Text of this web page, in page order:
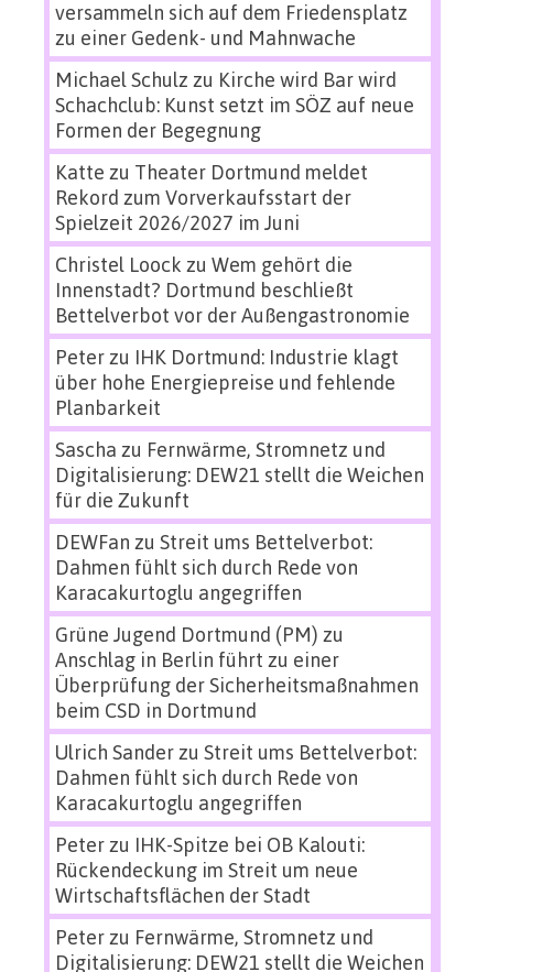
versammeln sich auf dem Friedensplatz
zu einer Gedenk- und Mahnwache
Michael Schulz zu Kirche wird Bar wird
Schachclub: Kunst setzt im SÖZ auf neue
Formen der Begegnung
Katte zu Theater Dortmund meldet
Rekord zum Vorverkaufsstart der
Spielzeit 2026/2027 im Juni
Christel Loock zu Wem gehört die
Innenstadt? Dortmund beschließt
Bettelverbot vor der Außengastronomie
Peterzu IHK Dortmund: Industrie klagt
über hohe Energiepreise und fehlende
Planbarkeit
Sascha zu Fernwärme, Stromnetz und
Digitalisierung: DEW21 stellt die Weichen
für die Zukunft
DEWFan zu Streit ums Bettelverbot:
Dahmen fühlt sich durch Rede von
Karacakurtoglu angegriffen
Grüne Jugend Dortmund (PM) zu
Anschlag in Berlin führt zu einer
Überprüfung der Sicherheitsmaßnahmen
beim CSD in Dortmund
Ulrich Sanderzu Streit ums Bettelverbot:
Dahmen fühlt sich durch Rede von
Karacakurtoglu angegriffen
Peterzu IHK-Spitze bei OB Kalouti:
Rückendeckung im Streit um neue
Wirtschaftsflächen der Stadt
Peterzu Fernwärme, Stromnetz und
Digitalisierung: DEW21 stellt die Weichen